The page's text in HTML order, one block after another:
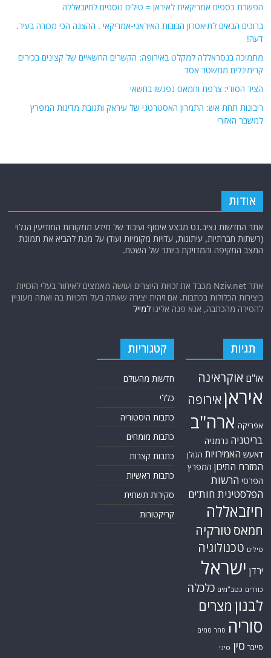
הפשרת כספים אמריקאית לאיראן = טילים נוספים לחיזבאללה
ברוכים הבאים לתיאטרון הבובות האיראני-אמריקאי . ההצגה הכי מכורה בעיר.
דעה!
מתמיכה בנסראללה למקלט באירופה: הקשרים החשאיים של קצינים בכירים
קרימינלים ממשטר אסד
הציר הסודי: צרפת וחמאס נפגשו בחשאי
ריבונות תחת אש: התמרון האסטרטגי של עיראק ותגובת מדינות המפרץ
למשבר האזורי
אודות
אתר החדשות נציב.נט מבצע איסוף ועיבוד של מידע ממקורות המודיעין הגלוי
(רשתות חברתיות, עיתונות, עדויות מקומיות ועוד) על מנת להביא את תמונת
המצב המקיפה והמדויקת ביותר של השטח.
אתר Nziv.net מכבד את זכויות היוצרים ועושה מאמצים לאיתור בעלי הזכויות
ביצירות הכלולות בכתבות. אם זיהית יצירה שאתה בעל הזכויות בה ואתה מעוניין
להסירה מהכתבה, אנא פנה אלינולמייל
תגיות
או"ם אוקראינה
איראן אירופה
אפריקה ארה"ב
בריטניה גרמניה
דאעש האמירויות הגולן
המזרח התיכון המפרץ
הפרסי הרשות
הפלסטינית חות'ים
חיזבאללה
חמאס טורקיה
טילים טכנולוגיה
ירדן ישראל
כורדים כטב"מים כלכלה
לבנון מצרים
סוריה סחר סמים
סייבר סין סיני
קטגוריות
חדשות מהעולם
כללי
כתבות היסטוריה
כתבות מומחים
כתבות קצרות
כתבות ראשיות
סקירות תשתית
קריקטורות